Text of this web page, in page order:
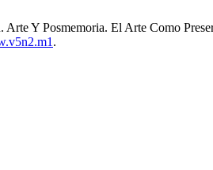
Arte Y Posmemoria. El Arte Como
.